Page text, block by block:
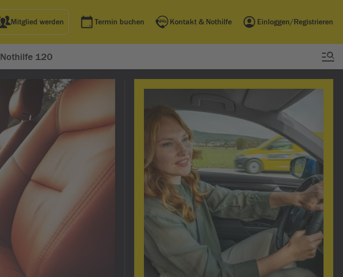
Mitglied werden Termin buchen Kontakt & Nothilfe Einloggen/Registrieren
Nothilfe 120